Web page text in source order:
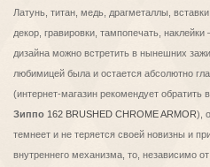
Латунь, титан, медь, драгметаллы,
декор, гравировки, тампопечать,
дизайна можно встретить в нынешних
любимицей была и остается абсолютно
(интернет-магазин рекомендует обратить
Зиппо 162 BRUSHED CHROME ARMOR),
темнеет и не теряется своей новизны и
внутреннего механизма, то, независимо